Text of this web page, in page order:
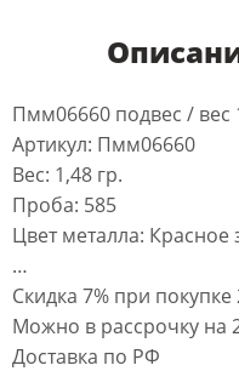
Пмм06660 подвес / вес
Артикул: Пмм06660
Вес: 1,48 гр.
Проба: 585
Цвет металла: Красное
…
Скидка 7% при покупке
Можно в рассрочку на
Доставка по РФ